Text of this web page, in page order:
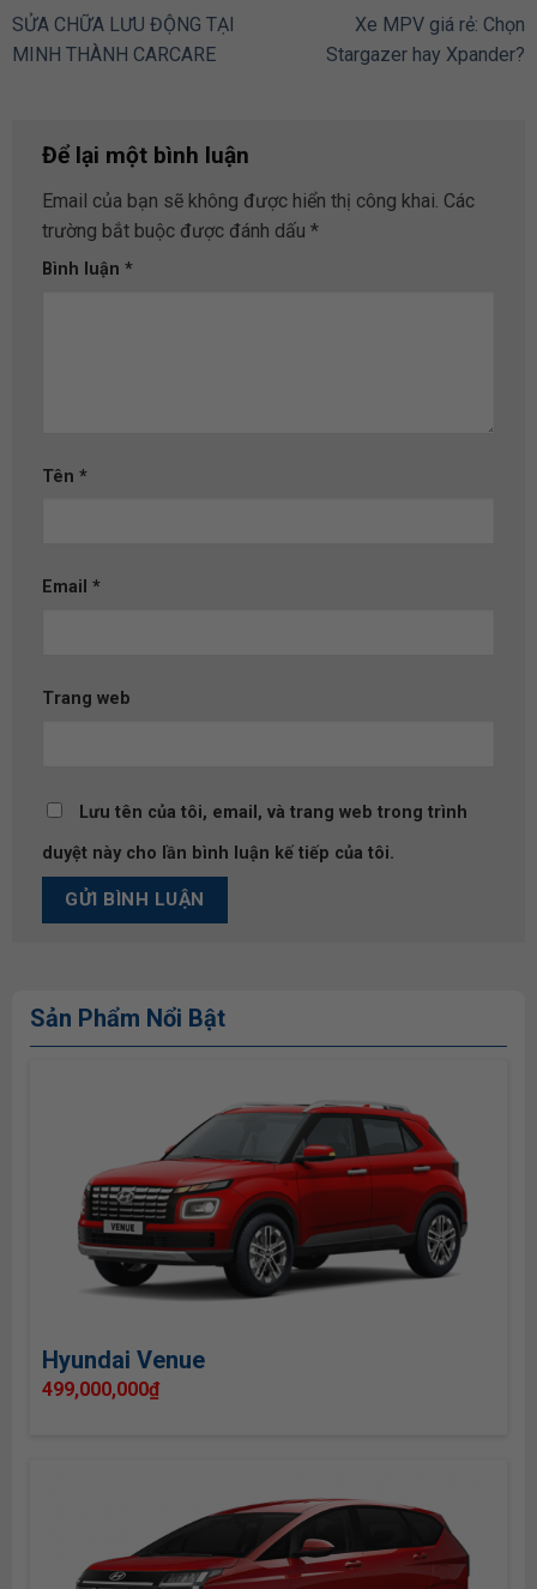
SỬA CHỮA LƯU ĐỘNG TẠI
MINH THÀNH CARCARE
Xe MPV giá rẻ: Chọn
Stargazer hay Xpander?
Để lại một bình luận
Email của bạn sẽ không được hiển thị công khai. Các
trường bắt buộc được đánh dấu *
Bình luận *
Tên *
Email *
Trang web
Lưu tên của tôi, email, và trang web trong trình
duyệt này cho lần bình luận kế tiếp của tôi.
Sản Phẩm Nổi Bật
Hyundai Venue
499,000,000₫